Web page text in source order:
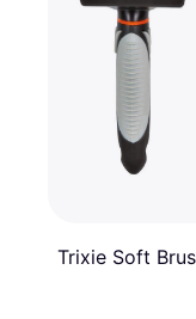
Trixie Soft Brus